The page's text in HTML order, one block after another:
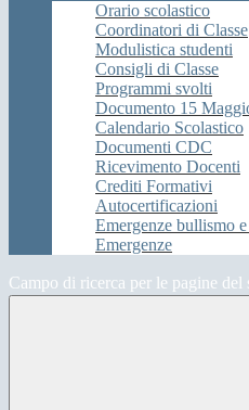
Orario scolastico
Coordinatori di Classe
Modulistica studenti
Consigli di Classe
Programmi svolti
Documento 15
Calendario Scolastico
Documenti CDC
Ricevimento Docenti
Crediti Formativi
Autocertificazioni
Emergenze bullismo
Emergenze
Campo di ricerca per le pagine del